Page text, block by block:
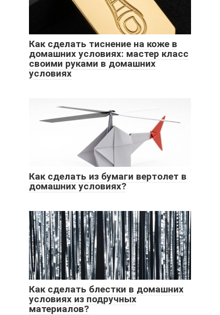
Как сделать тиснение на коже в
домашних условиях: мастер класс
своими руками в домашних
условиях
Как сделать из бумаги вертолет в
домашних условиях?
Как сделать блестки в домашних
условиях из подручных
материалов?